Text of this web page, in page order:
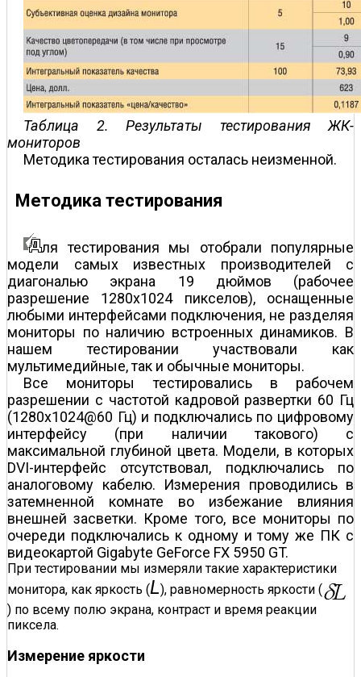
Таблица 2. Результаты тестирования ЖК-
мониторов
Методика тестирования осталась неизменной.
Методика тестирования
ля тестирования мы отобрали популярные
модели самых известных производителей с
диагональю экрана 19 дюймов (рабочее
разрешение 1280х1024 пикселов), оснащенные
любыми интерфейсами подключения, не разделяя
мониторы по наличию встроенных динамиков. В
нашем тестировании участвовали как
мультимедийные, так и обычные мониторы.
Все мониторы тестировались в рабочем
разрешении с частотой кадровой развертки 60 Гц
(1280х1024@60 Гц) и подключались по цифровому
интерфейсу (при наличии такового) с
максимальной глубиной цвета. Модели, в которых
DVI-интерфейс отсутствовал, подключались по
аналоговому кабелю. Измерения проводились в
затемненной комнате во избежание влияния
внешней засветки. Кроме того, все мониторы по
очереди подключались к одному и тому же ПК с
видеокартой Gigabyte GeForce FX 5950 GT.
При тестировании мы измеряли такие характеристики
монитора, как яркость (L), равномерность яркости (
) по всему полю экрана, контраст и время реакции
пиксела.
Измерение яркости